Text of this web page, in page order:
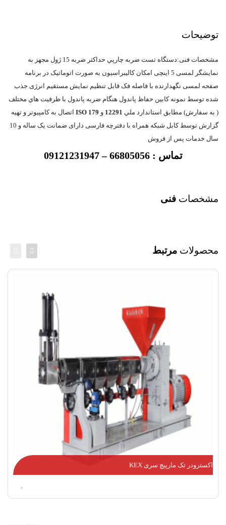
توضیحات
مشخصات فنی:دستگاه تست ضربه چارپي حداكثر ضربه 15 ژول مجهز به
نمايشگر لمسی 5 اینچی امکان کالیبراسیون به صورت اتوماتیک در برنامه
صفحه لمسی نگهدارنده با فاصله فک قابل تنظیم نمایش مستقیم انرژی جذب
شده توسط نمونه کابین حفاظ پاندول هنگام ضربه پاندول با ظرفيت هاي مختلف
( به سفارش) مطابق استاندارد ملي 12291 و ISO 179 اتصال به کامپیوتر و تهیه
گزارش توسط کابل شبکه همراه با دفترچه فارسی دارای ضمانت یک ساله و 10
سال خدمات پس از فروش
تماس : 66805056 – 09121231947
مشخصات فنی
محصولات مرتبط
اکسترودر تک مارپیچ سری KEX